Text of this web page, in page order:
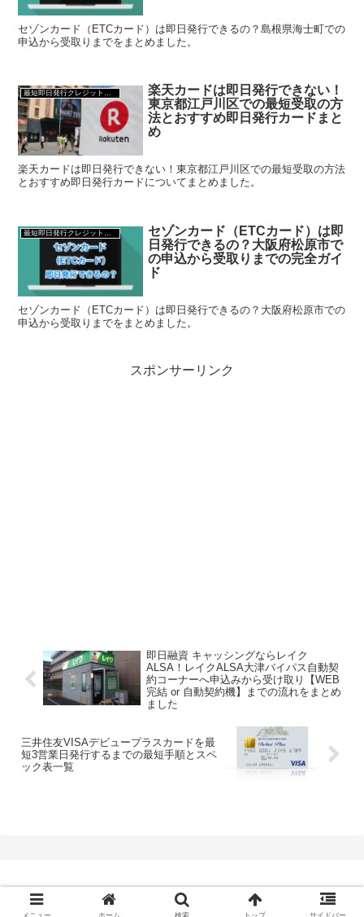
セゾンカード（ETCカード）は即日発行できるの？島根県海士町での
申込から受取りまでをまとめました。
楽天カードは即日発行できない！
東京都江戸川区での最短受取の方
法とおすすめ即日発行カードまと
め
楽天カードは即日発行できない！東京都江戸川区での最短受取の方法
とおすすめ即日発行カードについてまとめました。
最短即日発行クレジットカード
セゾンカード（ETCカード）は即
日発行できるの？大阪府松原市で
の申込から受取りまでの完全ガイ
ド
セゾンカード（ETCカード）は即日発行できるの？大阪府松原市での
申込から受取りまでをまとめました。
スポンサーリンク
即日融資 キャッシングならレイク
ALSA！レイクALSA大津バイパス自動契
約コーナーへ申込みから受け取り【WEB
完結 or 自動契約機】までの流れをまとめ
ました
三井住友VISAデビュープラスカードを最
短3営業日発行するまでの最短手順とスペ
ック表一覧
© 2020 クレジットカード最短即日発行.com.
メニュー ホーム 検索 トップ サイドバー